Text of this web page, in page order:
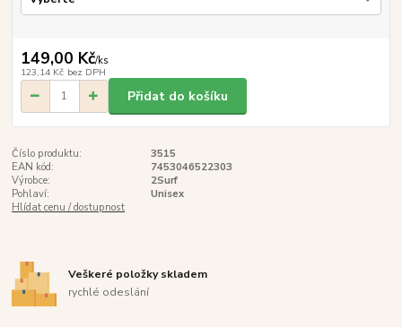
149,00 Kč/ks
123,14 Kč bez DPH
Přidat do košíku
Číslo produktu:
3515
EAN kód:
7453046522303
Výrobce:
2Surf
Pohlaví:
Unisex
Hlídat cenu / dostupnost
Veškeré položky skladem
rychlé odeslání